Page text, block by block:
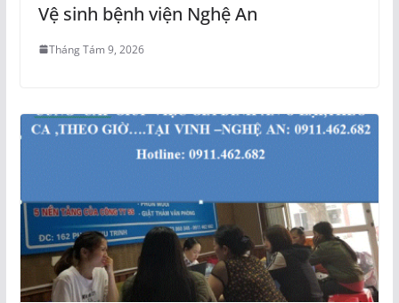
Vệ sinh bệnh viện Nghệ An
Tháng Tám 9, 2026